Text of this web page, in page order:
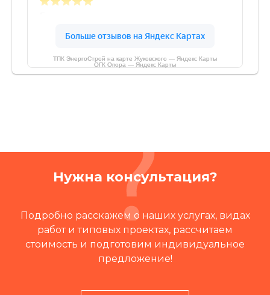
ТПК ЭнергоСтрой на карте Жуковского — Яндекс Карты
ОГК Опора — Яндекс Карты
Нужна консультация?
Подробно расскажем о наших услугах, видах
работ и типовых проектах, рассчитаем
стоимость и подготовим индивидуальное
предложение!